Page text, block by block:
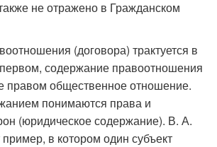
не отражено в Гражданском
(договора) трактуется в
содержание правоотношения
правом общественное отношение.
понимаются права и
(юридическое содержание). В. А.
в котором один субъект